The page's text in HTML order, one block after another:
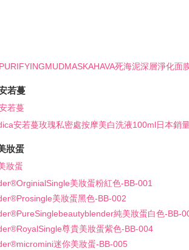
死海泥深層淨化面
若蔓
若蔓
安若蔓玫瑰私密處按摩美白洗液100ml日本銷
妝蛋
妝蛋
美妝蛋粉紅色-BB-001
美妝蛋黑色-BB-002
純美妝蛋白色-BB-
尊貴美妝蛋紫色-BB-004
迷你美妝蛋-BB-005